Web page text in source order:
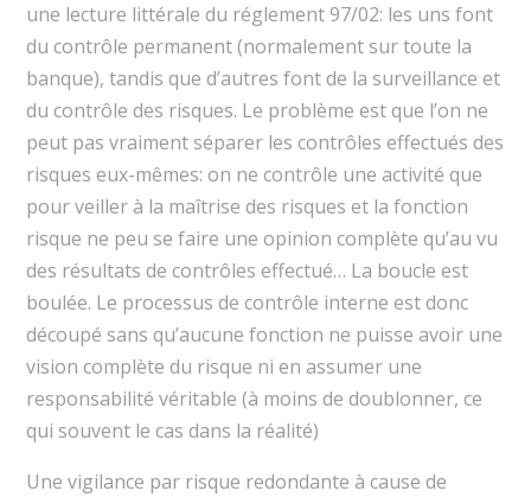
une lecture littérale du réglement 97/02: les uns font
du contrôle permanent (normalement sur toute la
banque), tandis que d’autres font de la surveillance et
du contrôle des risques. Le problème est que l’on ne
peut pas vraiment séparer les contrôles effectués des
risques eux-mêmes: on ne contrôle une activité que
pour veiller à la maîtrise des risques et la fonction
risque ne peu se faire une opinion complète qu’au vu
des résultats de contrôles effectué… La boucle est
boulée. Le processus de contrôle interne est donc
découpé sans qu’aucune fonction ne puisse avoir une
vision complète du risque ni en assumer une
responsabilité véritable (à moins de doublonner, ce
qui souvent le cas dans la réalité)
Une vigilance par risque redondante à cause de